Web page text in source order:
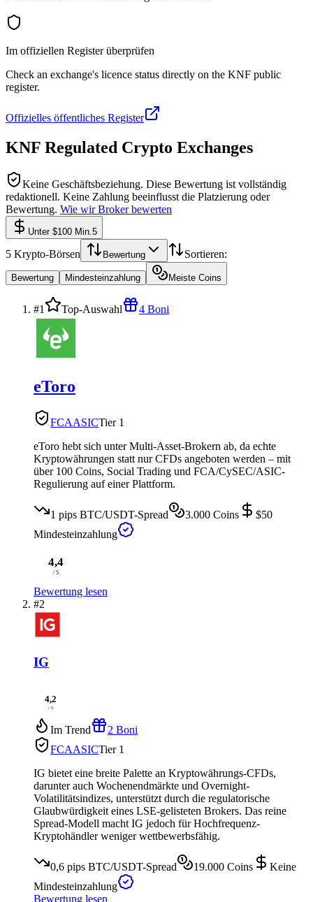
Im offiziellen Register überprüfen
Check an exchange's licence status directly on the KNF public
register.
Offizielles öffentliches Register
KNF Regulated Crypto Exchanges
Keine Geschäftsbeziehung. Diese Bewertung ist vollständig
redaktionell. Keine Zahlung beeinflusst die Platzierung oder
Bewertung. Wie wir Broker bewerten
Unter $100 Min. 5
5 Krypto-Börsen Bewertung Sortieren:
Bewertung Mindesteinzahlung Meiste Coins
#1 Top-Auswahl 4 Boni
eToro
FCAASICTier 1
eToro hebt sich unter Multi-Asset-Brokern ab, da echte
Kryptowährungen statt nur CFDs angeboten werden – mit
über 100 Coins, Social Trading und FCA/CySEC/ASIC-
Regulierung auf einer Plattform.
1 pips BTC/USDT-Spread 3.000 Coins
$50
Mindesteinzahlung
4,4
/ 5
Bewertung lesen
#2
IG
4,2
/ 5
Im Trend
2 Boni
FCAASICTier 1
IG bietet eine breite Palette an Kryptowährungs-CFDs,
darunter auch Wochenendmärkte und Overnight-
Volatilitätsindizes, unterstützt durch die regulatorische
Glaubwürdigkeit eines LSE-gelisteten Brokers. Das reine
Spread-Modell macht IG jedoch für Hochfrequenz-
Kryptohändler weniger wettbewerbsfähig.
0,6 pips BTC/USDT-Spread 19.000 Coins
Keine
Mindesteinzahlung
Bewertung lesen